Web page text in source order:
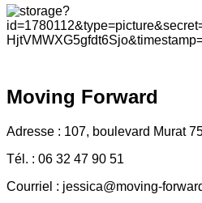
Moving Forward
Adresse : 107, boulevard Murat
Tél. : 06 32 47 90 51
Courriel : jessica@moving-